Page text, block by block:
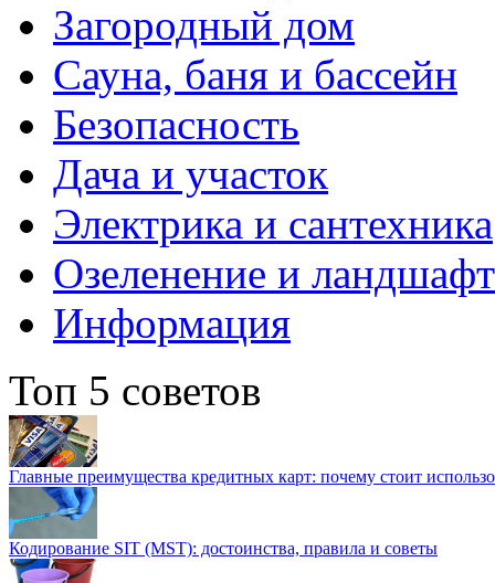
Загородный дом
Сауна, баня и бассейн
Безопасность
Дача и участок
Электрика и сантехника
Озеленение и
Информация
Топ 5 советов
Главные преимущества кредитных карт: почему стоит
Кодирование SIT (MST): достоинства, правила и советы